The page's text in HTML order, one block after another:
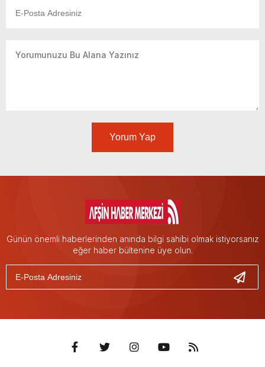
Yorum Yap
Günün önemli haberlerinden anında bilgi sahibi olmak istiyorsanız
eğer haber bültenine üye olun.